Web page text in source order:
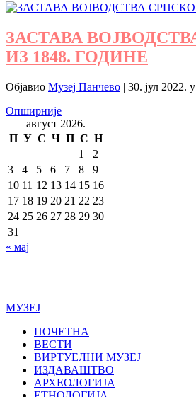
ЗАСТАВА
ИЗ 1848. ГОДИНЕ
Објавио Музеј Панчево | 30. јул 2022.
Опширније
август 2026.
П У С Ч П С Н
1
2
3
4 5 6 7 8
9
10 11 12 13 14 15 16
17 18 19 20 21 22 23
24 25 26 27 28 29 30
31
« мај
МУЗЕЈ
ПОЧЕТНА
ВЕСТИ
ВИРТУЕЛНИ МУЗЕЈ
ИЗДАВАШТВО
АРХЕОЛОГИЈА